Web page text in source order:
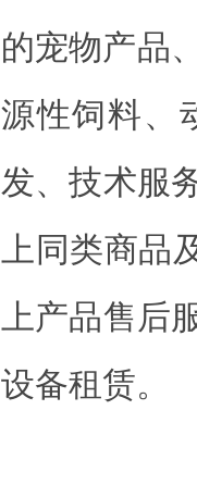
的宠物产品
源性饲料、
发、技术服
上同类商品
上产品售后
设备租赁。